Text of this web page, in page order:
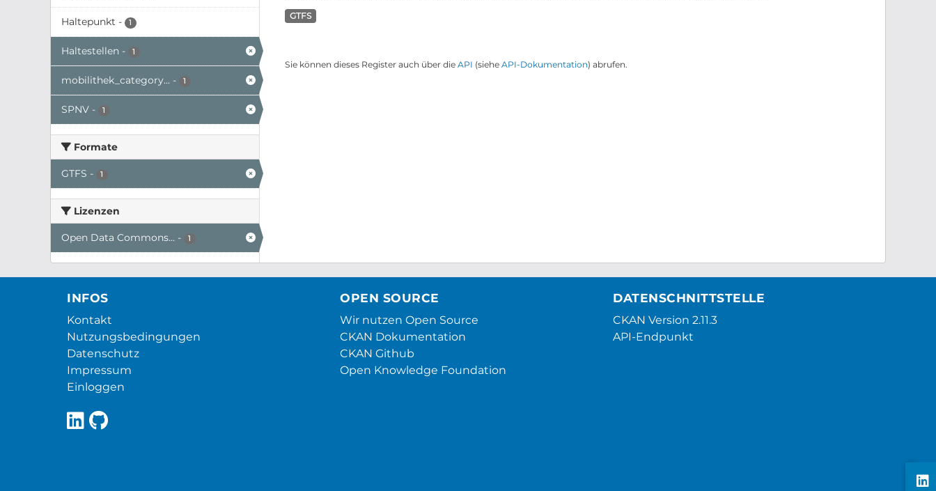
Haltepunkt - 1
Haltestellen - 1
mobilithek_category... - 1
SPNV - 1
Formate
GTFS - 1
Lizenzen
Open Data Commons... - 1
GTFS
Sie können dieses Register auch über die API (siehe API-Dokumentation) abrufen.
INFOS
Kontakt
Nutzungsbedingungen
Datenschutz
Impressum
Einloggen
OPEN SOURCE
Wir nutzen Open Source
CKAN Dokumentation
CKAN Github
Open Knowledge Foundation
DATENSCHNITTSTELLE
CKAN Version 2.11.3
API-Endpunkt